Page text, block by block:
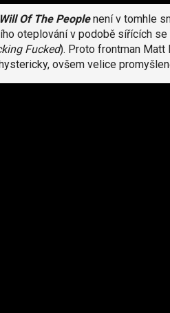
Will Of The Peoplenení v tomhle
oteplování v podobě sířících
Fucked). Proto frontman Matt
ovšem velice